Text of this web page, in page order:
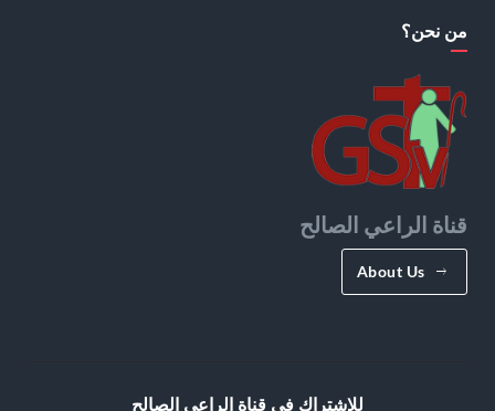
من نحن؟
قناة الراعي الصالح
About Us
للإشتراك في قناة الراعي الصالح